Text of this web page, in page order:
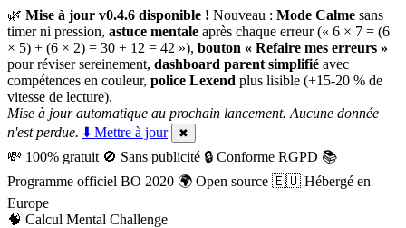
🌿 Mise à jour v0.4.6 disponible ! Nouveau : Mode Calme sans
timer ni pression, astuce mentale après chaque erreur (« 6 × 7 = (6
× 5) + (6 × 2) = 30 + 12 = 42 »), bouton « Refaire mes erreurs »
pour réviser sereinement, dashboard parent simplifié avec
compétences en couleur, police Lexend plus lisible (+15-20 % de
vitesse de lecture).
Mise à jour automatique au prochain lancement. Aucune donnée
n'est perdue. ⬇️ Mettre à jour ✖
💸 100% gratuit 🚫 Sans publicité 🔒 Conforme RGPD 📚
Programme officiel BO 2020 🌍 Open source 🇪🇺 Hébergé en
Europe
🧠 Calcul Mental Challenge